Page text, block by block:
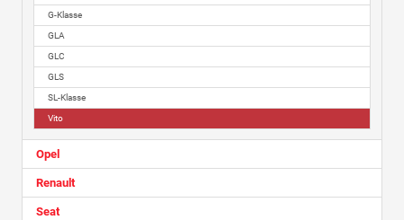
G-Klasse
GLA
GLC
GLS
SL-Klasse
Vito
Opel
Renault
Seat